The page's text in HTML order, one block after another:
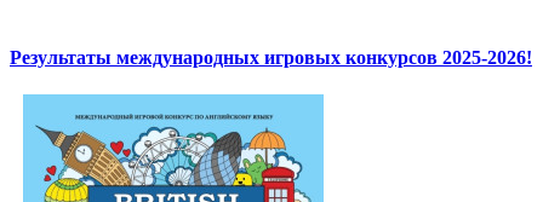
Результаты международных игровых конкурсов 2025-2026!